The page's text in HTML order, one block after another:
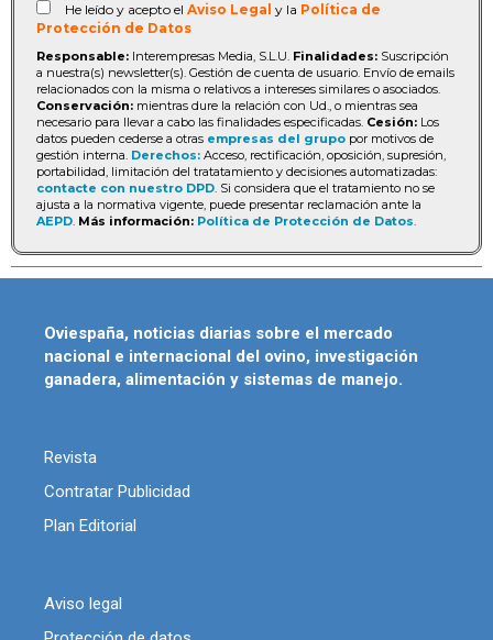
He leído y acepto el Aviso Legal y la Política de
Protección de Datos
Responsable: Interempresas Media, S.L.U. Finalidades: Suscripción
a nuestra(s) newsletter(s). Gestión de cuenta de usuario. Envío de emails
relacionados con la misma o relativos a intereses similares o asociados.
Conservación: mientras dure la relación con Ud., o mientras sea
necesario para llevar a cabo las finalidades especificadas. Cesión: Los
datos pueden cederse a otras empresas del grupo por motivos de
gestión interna. Derechos: Acceso, rectificación, oposición, supresión,
portabilidad, limitación del tratatamiento y decisiones automatizadas:
contacte con nuestro DPD. Si considera que el tratamiento no se
ajusta a la normativa vigente, puede presentar reclamación ante la
AEPD. Más información: Política de Protección de Datos.
Oviespaña, noticias diarias sobre el mercado
nacional e internacional del ovino, investigación
ganadera, alimentación y sistemas de manejo.
Revista
Contratar Publicidad
Plan Editorial
Aviso legal